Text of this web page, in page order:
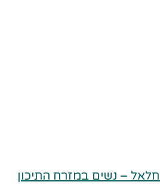
– נשים במזרח התיכון